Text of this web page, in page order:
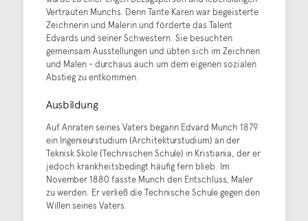
Vertrauten Munchs. Denn Tante Karen war begeisterte
Zeichnerin und Malerin und förderte das Talent
Edvards und seiner Schwestern. Sie besuchten
gemeinsam Ausstellungen und übten sich im Zeichnen
und Malen - durchaus auch um dem eigenen sozialen
Abstieg zu entkommen.
Ausbildung
Auf Anraten seines Vaters begann Edvard Munch 1879
ein Ingenieurstudium (Architekturstudium) an der
Teknisk Skole (Technischen Schule) in Kristiania, der er
jedoch krankheitsbedingt häufig fern blieb. Im
November 1880 fasste Munch den Entschluss, Maler
zu werden. Er verließ die Technische Schule gegen den
Willen seines Vaters.